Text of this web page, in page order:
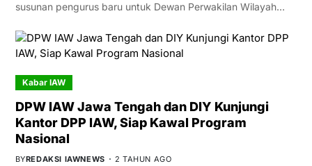
susunan pengurus baru untuk Dewan Perwakilan Wilayah…
Kabar IAW
DPW IAW Jawa Tengah dan DIY Kunjungi
Kantor DPP IAW, Siap Kawal Program
Nasional
BYREDAKSI IAWNEWS 2 TAHUN AGO